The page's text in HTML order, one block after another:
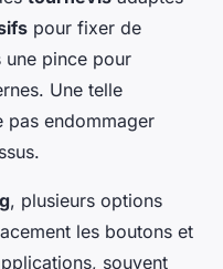
pour fixer de
une pince pour
Une telle
pas endommager
, plusieurs options
les boutons et
souvent